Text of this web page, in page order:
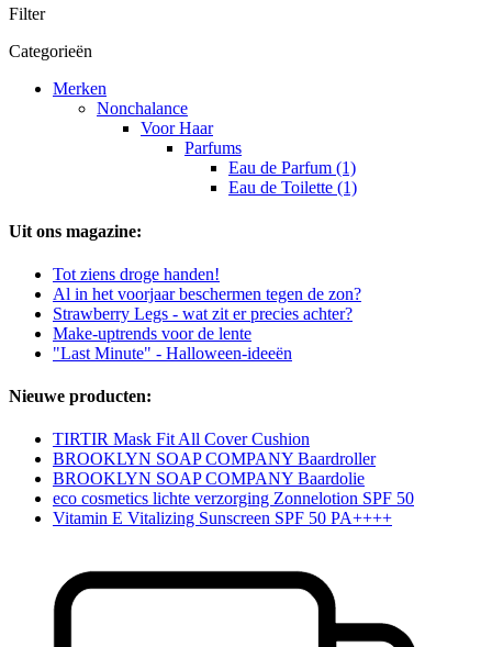
Filter
Categorieën
Merken
Nonchalance
Voor Haar
Parfums
Eau de Parfum (1)
Eau de Toilette (1)
Uit ons magazine:
Tot ziens droge handen!
Al in het voorjaar beschermen tegen de zon?
Strawberry Legs - wat zit er precies achter?
Make-uptrends voor de lente
"Last Minute" - Halloween-ideeën
Nieuwe producten:
TIRTIR Mask Fit All Cover Cushion
BROOKLYN SOAP COMPANY Baardroller
BROOKLYN SOAP COMPANY Baardolie
eco cosmetics lichte verzorging Zonnelotion SPF 50
Vitamin E Vitalizing Sunscreen SPF 50 PA++++